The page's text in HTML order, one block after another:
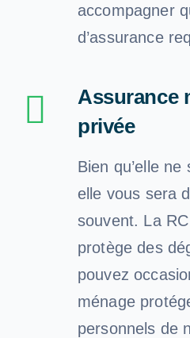
accompagner
d’assurance
Assurance
privée
Bien qu’elle
elle vous sera
souvent. La
protège des
pouvez
ménage
personnels de